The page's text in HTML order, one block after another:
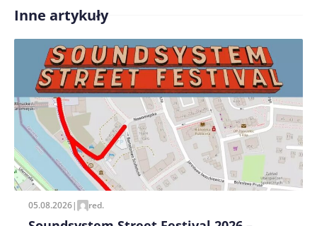
Treść komentarza*
Zapamiętaj moje dane w tej przeglądarce podczas
pisania kolejnych komentarzy.
Inne artykuły
05.08.2026| red.